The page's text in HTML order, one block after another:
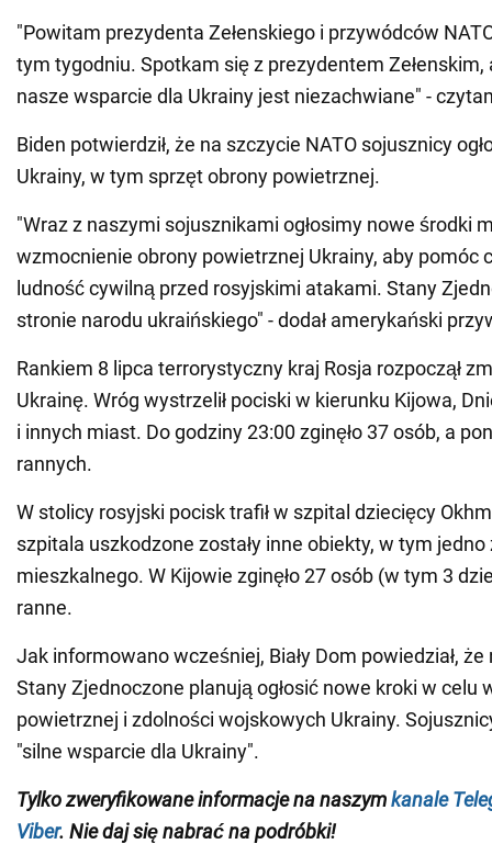
"Powitam prezydenta Zełenskiego i przywódców
tym tygodniu. Spotkam się z prezydentem Zełenskim,
nasze wsparcie dla Ukrainy jest niezachwiane" -
Biden potwierdził, że na szczycie NATO sojusznicy
Ukrainy, w tym sprzęt obrony powietrznej.
"Wraz z naszymi sojusznikami ogłosimy nowe środki
wzmocnienie obrony powietrznej Ukrainy, aby pomóc
ludność cywilną przed rosyjskimi atakami. Stany
stronie narodu ukraińskiego" - dodał amerykański
Rankiem 8 lipca terrorystyczny kraj Rosja rozpoczął
Ukrainę. Wróg wystrzelił pociski w kierunku Kijowa,
i innych miast. Do godziny 23:00 zginęło 37 osób, a
rannych.
W stolicy rosyjski pocisk trafił w szpital dziecięcy
szpitala uszkodzone zostały inne obiekty, w tym
mieszkalnego. W Kijowie zginęło 27 osób (w tym 3
ranne.
Jak informowano wcześniej, Biały Dom powiedział, że
Stany Zjednoczone planują ogłosić nowe kroki w celu
powietrznej i zdolności wojskowych Ukrainy.
"silne wsparcie dla Ukrainy".
Tylko zweryfikowane informacje na naszymkanale
Viber. Nie daj się nabrać na podróbki!